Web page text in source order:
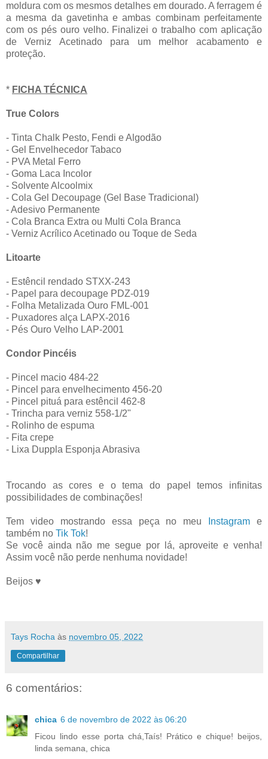
moldura com os mesmos detalhes em dourado. A ferragem é
a mesma da gavetinha e ambas combinam perfeitamente
com os pés ouro velho. Finalizei o trabalho com aplicação
de Verniz Acetinado para um melhor acabamento e
proteção.
* FICHA TÉCNICA
True Colors
- Tinta Chalk Pesto, Fendi e Algodão
- Gel Envelhecedor Tabaco
- PVA Metal Ferro
- Goma Laca Incolor
- Solvente Alcoolmix
- Cola Gel Decoupage (Gel Base Tradicional)
- Adesivo Permanente
- Cola Branca Extra ou Multi Cola Branca
- Verniz Acrílico Acetinado ou Toque de Seda
Litoarte
- Estêncil rendado STXX-243
- Papel para decoupage PDZ-019
- Folha Metalizada Ouro FML-001
- Puxadores alça LAPX-2016
- Pés Ouro Velho LAP-2001
Condor Pincéis
- Pincel macio 484-22
- Pincel para envelhecimento 456-20
- Pincel pituá para estêncil 462-8
- Trincha para verniz 558-1/2"
- Rolinho de espuma
- Fita crepe
- Lixa Duppla Esponja Abrasiva
Trocando as cores e o tema do papel temos infinitas
possibilidades de combinações!
Tem video mostrando essa peça no meu Instagram e
também no Tik Tok!
Se você ainda não me segue por lá, aproveite e venha!
Assim você não perde nenhuma novidade!
Beijos ♥
Tays Rocha às novembro 05, 2022
Compartilhar
6 comentários:
chica 6 de novembro de 2022 às 06:20
Ficou lindo esse porta chá,Taís! Prático e chique! beijos,
linda semana, chica